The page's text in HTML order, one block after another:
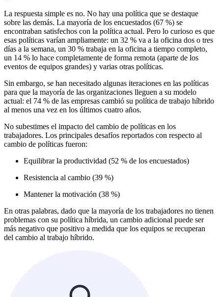
La respuesta simple es no. No hay una política que se destaque
sobre las demás. La mayoría de los encuestados (67 %) se
encontraban satisfechos con la política actual. Pero lo curioso es que
esas políticas varían ampliamente: un 32 % va a la oficina dos o tres
días a la semana, un 30 % trabaja en la oficina a tiempo completo,
un 14 % lo hace completamente de forma remota (aparte de los
eventos de equipos grandes) y varias otras políticas.
Sin embargo, se han necesitado algunas iteraciones en las políticas
para que la mayoría de las organizaciones lleguen a su modelo
actual: el 74 % de las empresas cambió su política de trabajo híbrido
al menos una vez en los últimos cuatro años.
No subestimes el impacto del cambio de políticas en los
trabajadores. Los principales desafíos reportados con respecto al
cambio de políticas fueron:
Equilibrar la productividad (52 % de los encuestados)
Resistencia al cambio (39 %)
Mantener la motivación (38 %)
En otras palabras, dado que la mayoría de los trabajadores no tienen
problemas con su política híbrida, un cambio adicional puede ser
más negativo que positivo a medida que los equipos se recuperan
del cambio al trabajo híbrido.